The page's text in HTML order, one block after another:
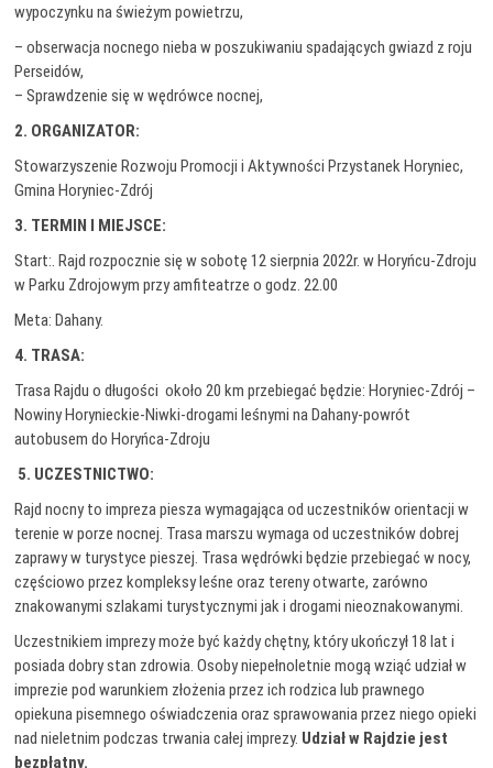
wypoczynku na świeżym powietrzu,
– obserwacja nocnego nieba w poszukiwaniu spadających gwiazd z roju
Perseidów,
– Sprawdzenie się w wędrówce nocnej,
2. ORGANIZATOR:
Stowarzyszenie Rozwoju Promocji i Aktywności Przystanek Horyniec,
Gmina Horyniec-Zdrój
3. TERMIN I MIEJSCE:
Start:. Rajd rozpocznie się w sobotę 12 sierpnia 2022r. w Horyńcu-Zdroju
w Parku Zdrojowym przy amfiteatrze o godz. 22.00
Meta: Dahany.
4. TRASA:
Trasa Rajdu o długości około 20 km przebiegać będzie: Horyniec-Zdrój –
Nowiny Horynieckie-Niwki-drogami leśnymi na Dahany-powrót
autobusem do Horyńca-Zdroju
5. UCZESTNICTWO:
Rajd nocny to impreza piesza wymagająca od uczestników orientacji w
terenie w porze nocnej. Trasa marszu wymaga od uczestników dobrej
zaprawy w turystyce pieszej. Trasa wędrówki będzie przebiegać w nocy,
częściowo przez kompleksy leśne oraz tereny otwarte, zarówno
znakowanymi szlakami turystycznymi jak i drogami nieoznakowanymi.
Uczestnikiem imprezy może być każdy chętny, który ukończył 18 lat i
posiada dobry stan zdrowia. Osoby niepełnoletnie mogą wziąć udział w
imprezie pod warunkiem złożenia przez ich rodzica lub prawnego
opiekuna pisemnego oświadczenia oraz sprawowania przez niego opieki
nad nieletnim podczas trwania całej imprezy. Udział w Rajdzie jest
bezpłatny.